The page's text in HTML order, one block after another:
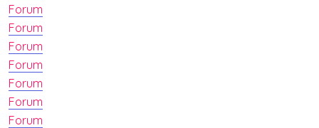
Forum
Forum
Forum
Forum
Forum
Forum
Forum